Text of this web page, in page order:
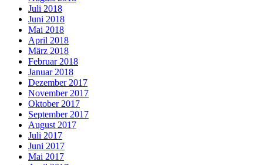
Juli 2018
Juni 2018
Mai 2018
April 2018
März 2018
Februar 2018
Januar 2018
Dezember 2017
November 2017
Oktober 2017
September 2017
August 2017
Juli 2017
Juni 2017
Mai 2017